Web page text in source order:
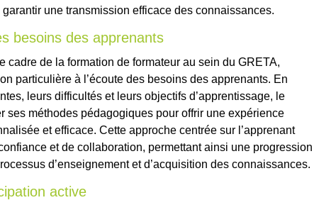
garantir une transmission efficace des connaissances.
besoins des apprenants
cadre de la formation de formateur au sein du GRETA,
particulière à l’écoute des besoins des apprenants. En
leurs difficultés et leurs objectifs d’apprentissage, le
ses méthodes pédagogiques pour offrir une expérience
et efficace. Cette approche centrée sur l’apprenant
et de collaboration, permettant ainsi une progression
d’enseignement et d’acquisition des connaissances.
active